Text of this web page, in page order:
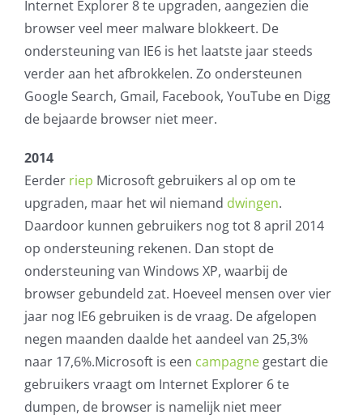
Glasvezelverbindingen
Microsoft software licenties
SLA overeenkomsten
Remote Help
WordPress SLA Contract
Contact
Internet Explorer 8 te upgraden, aangezien die
browser veel meer malware blokkeert. De
ondersteuning van IE6 is het laatste jaar steeds
verder aan het afbrokkelen. Zo ondersteunen
Google Search, Gmail, Facebook, YouTube en Digg
de bejaarde browser niet meer.
2014
Eerder riep Microsoft gebruikers al op om te
upgraden, maar het wil niemand dwingen.
Daardoor kunnen gebruikers nog tot 8 april 2014
op ondersteuning rekenen. Dan stopt de
ondersteuning van Windows XP, waarbij de
browser gebundeld zat. Hoeveel mensen over vier
jaar nog IE6 gebruiken is de vraag. De afgelopen
negen maanden daalde het aandeel van 25,3%
naar 17,6%.Microsoft is een campagnegestart die
gebruikers vraagt om Internet Explorer 6 te
dumpen, de browser is namelijk niet meer